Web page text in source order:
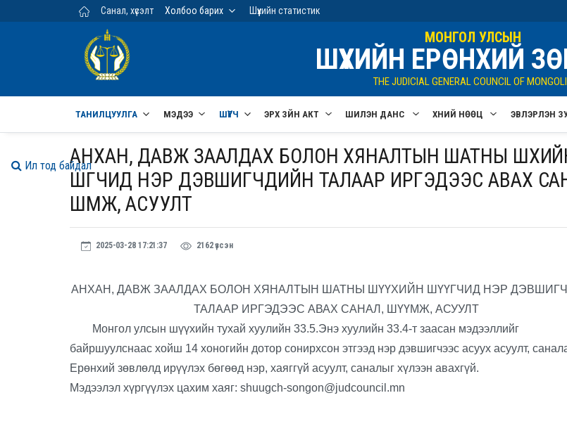
Үндсэн агуулга руу шилжих
Санал, хүсэлт Холбоо барих Шүүхийн статистик
МОНГОЛ УЛСЫН
ШҮҮХИЙН ЕРӨНХИЙ
THE JUDICIAL GENERAL COUNCIL OF
ТАНИЛЦУУЛГА МЭДЭЭ ШҮҮГЧ ЭРХ ЗҮЙН АКТ ШИЛЭН ДАНС ХҮНИЙ НӨӨЦ ЭВЛЭРҮҮЛЭН
АНХАН, ДАВЖ ЗААЛДАХ БОЛОН ХЯНАЛТЫН ШАТНЫ
ШҮҮГЧИД НЭР ДЭВШИГЧДИЙН ТАЛААР ИРГЭДЭЭС АВАХ
ШҮҮМЖ, АСУУЛТ
2025-03-28 17:21:37 2162 үзсэн
АНХАН, ДАВЖ ЗААЛДАХ БОЛОН ХЯНАЛТЫН ШАТНЫ ШҮҮХИЙН ШҮҮГЧИД НЭР
ТАЛААР ИРГЭДЭЭС АВАХ САНАЛ, ШҮҮМЖ, АСУУЛТ
Монгол улсын шүүхийн тухай хуулийн 33.5.Энэ хуулийн 33.4-т заасан мэдээллийг
байршуулснаас хойш 14 хоногийн дотор сонирхсон этгээд нэр дэвшигчээс асуух асуулт,
Ерөнхий зөвлөлд ирүүлэх бөгөөд нэр, хаяггүй асуулт, саналыг хүлээн авахгүй.
Мэдээлэл хүргүүлэх цахим хаяг: shuugch-songon@judcouncil.mn
Ил тод байдал